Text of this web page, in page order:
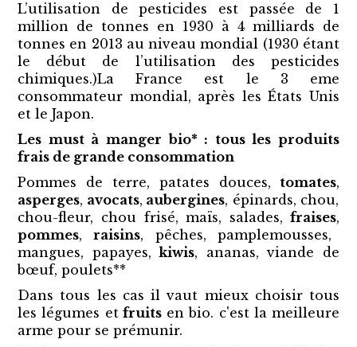
L’utilisation de pesticides est passée de 1
million de tonnes en 1930 à 4 milliards de
tonnes en 2013 au niveau mondial (1930 étant
le début de l’utilisation des pesticides
chimiques.)La France est le 3 eme
consommateur mondial, après les États Unis
et le Japon.
Les must à manger bio* : tous les produits
frais de grande consommation
Pommes de terre, patates douces, tomates,
asperges, avocats, aubergines, épinards, chou,
chou-fleur, chou frisé, maïs, salades, fraises,
pommes, raisins, pêches, pamplemousses,
mangues, papayes, kiwis, ananas, viande de
bœuf, poulets**
Dans tous les cas il vaut mieux choisir tous
les légumes etfruitsen bio. c'est la meilleure
arme pour se prémunir.